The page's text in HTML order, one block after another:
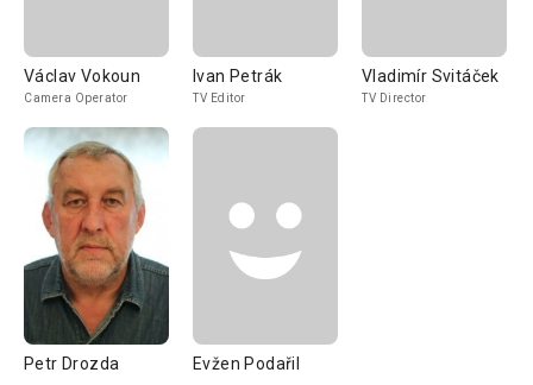
Václav Vokoun
Camera Operator
Ivan Petrák
TV Editor
Vladimír Svitáček
TV Director
Petr Drozda Evžen Podařil